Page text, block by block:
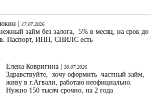
| 17.07.2026
займ без залога, 5% в месяц, на срок до
Паспорт, ИНН, СНИЛС есть
Елена Ковригина |
30.07.2026
Здравствуйте, хочу оформить частный займ,
живу в г.Агвали, работаю неофициально.
Нужно 150 тысяч срочно, на 2 года